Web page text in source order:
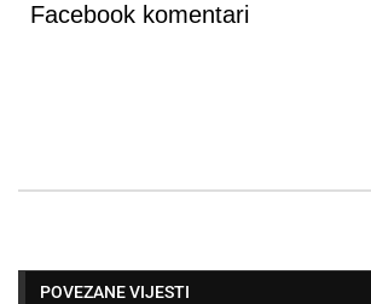
Facebook komentari
POVEZANE VIJESTI